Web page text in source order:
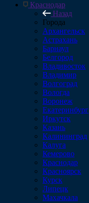
Краснодар
Назад
Города
Архангельск
Астрахань
Барнаул
Белгород
Владивосток
Владимир
Волгоград
Вологда
Воронеж
Екатеринбург
Иркутск
Казань
Калининград
Калуга
Кемерово
Краснодар
Красноярск
Курск
Липецк
Махачкала